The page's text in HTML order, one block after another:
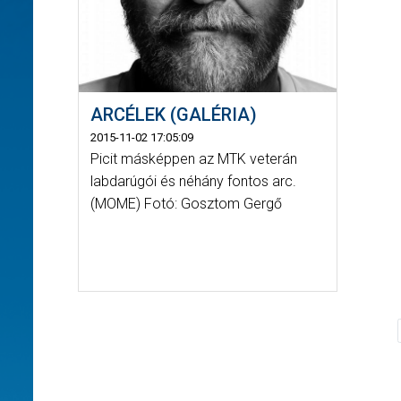
ARCÉLEK (GALÉRIA)
2015-11-02 17:05:09
Picit másképpen az MTK veterán
labdarúgói és néhány fontos arc.
(MOME) Fotó: Gosztom Gergő